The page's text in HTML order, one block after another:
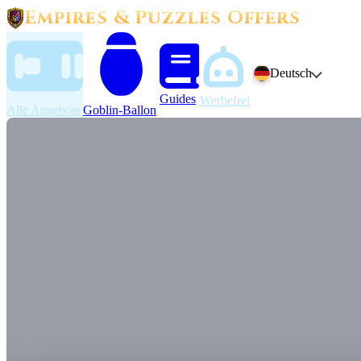
Empires & Puzzles Offers
Alle Angebote Goblin-Ballon
Guides Werbefrei
Deutsch